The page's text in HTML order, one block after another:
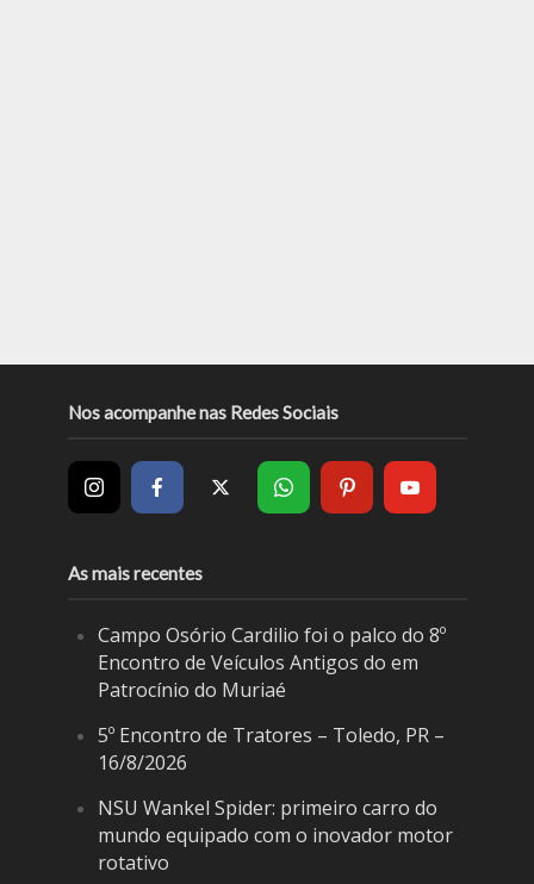
Nos acompanhe nas Redes Sociais
As mais recentes
Campo Osório Cardilio foi o palco do 8º
Encontro de Veículos Antigos do em
Patrocínio do Muriaé
5º Encontro de Tratores – Toledo, PR –
16/8/2026
NSU Wankel Spider: primeiro carro do
mundo equipado com o inovador motor
rotativo